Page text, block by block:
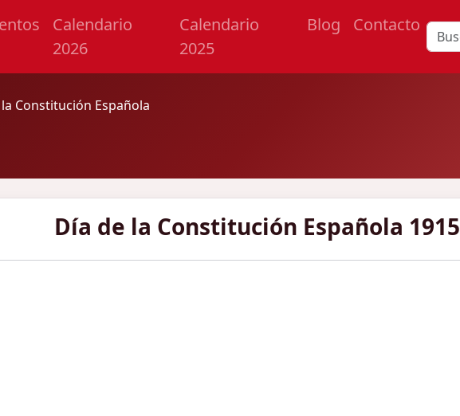
Calendario
2026
Calendario
2025
Blog Contacto
Constitución Española
Día de la Constitución Española 1915